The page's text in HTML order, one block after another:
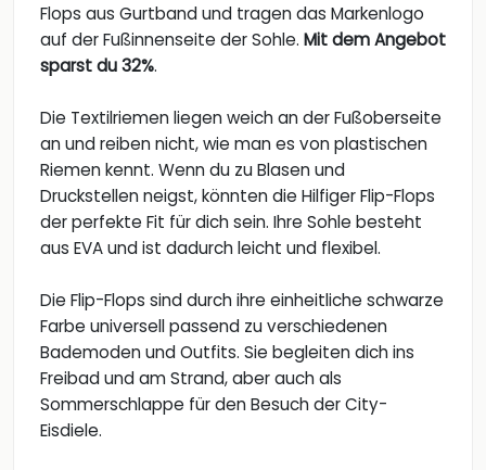
Flops aus Gurtband und tragen das Markenlogo
auf der Fußinnenseite der Sohle. Mit dem Angebot
sparst du 32%.
Die Textilriemen liegen weich an der Fußoberseite
an und reiben nicht, wie man es von plastischen
Riemen kennt. Wenn du zu Blasen und
Druckstellen neigst, könnten die Hilfiger Flip-Flops
der perfekte Fit für dich sein. Ihre Sohle besteht
aus EVA und ist dadurch leicht und flexibel.
Die Flip-Flops sind durch ihre einheitliche schwarze
Farbe universell passend zu verschiedenen
Bademoden und Outfits. Sie begleiten dich ins
Freibad und am Strand, aber auch als
Sommerschlappe für den Besuch der City-
Eisdiele.